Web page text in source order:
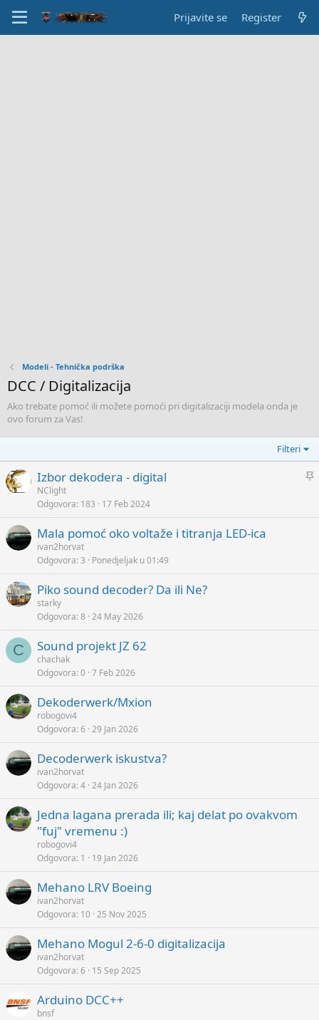
Prijavite se Register
Modeli - Tehnička podrška
DCC / Digitalizacija
Ako trebate pomoć ili možete pomoći pri digitalizaciji modela onda je
ovo forum za Vas!
Filteri
L
Izbor dekodera - digital
NClight
Odgovora 183 17 Feb 2024
Mala pomoć oko voltaže i titranja LED-ica
ivan2horvat
Odgovora 3 Ponedjeljak u 01:49
Piko sound decoder? Da ili Ne?
starky
Odgovora 8 24 May 2026
C Sound projekt JZ 62
chachak
Odgovora 0 7 Feb 2026
Dekoderwerk/Mxion
robogovi4
Odgovora 6 29 Jan 2026
Decoderwerk iskustva?
ivan2horvat
Odgovora 4 24 Jan 2026
Jedna lagana prerada ili; kaj delat po ovakvom
"fuj" vremenu :)
robogovi4
Odgovora 1 19 Jan 2026
Mehano LRV Boeing
ivan2horvat
Odgovora 10 25 Nov 2025
Mehano Mogul 2-6-0 digitalizacija
ivan2horvat
Odgovora 6 15 Sep 2025
Arduino DCC++
bnsf